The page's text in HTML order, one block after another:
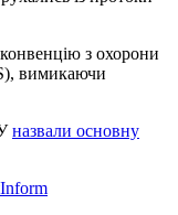
з охорони
вимикаючи
назвали основну